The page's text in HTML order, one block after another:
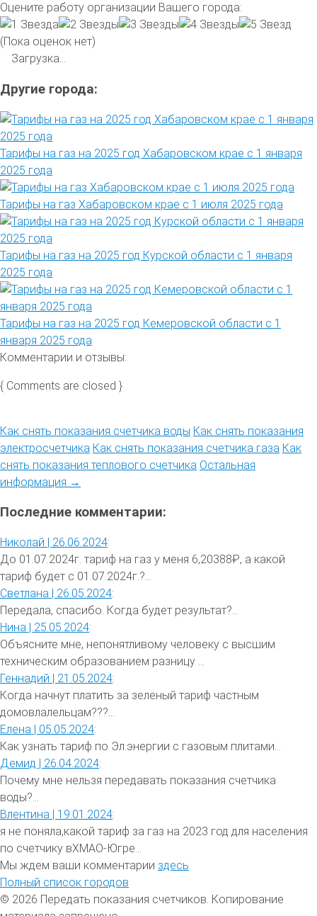
Оцените работу организации Вашего города:
(Пока оценок нет)
Загрузка...
Другие города:
Тарифы на газ на 2025 год Хабаровском крае с 1 января
2025 года
Тарифы на газ Хабаровском крае с 1 июля 2025 года
Тарифы на газ на 2025 год Курской области с 1 января
2025 года
Тарифы на газ на 2025 год Кемеровской области с 1
января 2025 года
Комментарии и отзывы:
{ Comments are closed }
Как снять показания счетчика воды Как снять показания
электросчетчика Как снять показания счетчика газа Как
снять показания теплового счетчика Остальная
информация →
Последние комментарии:
Николай | 26.06.2024:
До 01.07.2024г. тариф на газ у меня 6,20388₽, а какой
тариф будет с 01.07.2024г.?...
Светлана | 26.05.2024:
Передала, спасибо. Когда будет результат?...
Нина | 25.05.2024:
Объясните мне, непонятливому человеку с высшим
техническим образованием разницу ...
Геннадий | 21.05.2024:
Когда начнут платить за зеленый тариф частным
домовлалельцам???...
Елена | 05.05.2024:
Как узнать тариф по Эл.энергии с газовым плитами...
Демид | 26.04.2024:
Почему мне нельзя передавать показания счетчика
воды?...
Влентина | 19.01.2024:
я не поняла,какой тариф за газ на 2023 год для населения
по счетчику вХМАО-Югре...
Мы ждем ваши комментарии здесь
Полный список городов
© 2026 Передать показания счетчиков. Копирование